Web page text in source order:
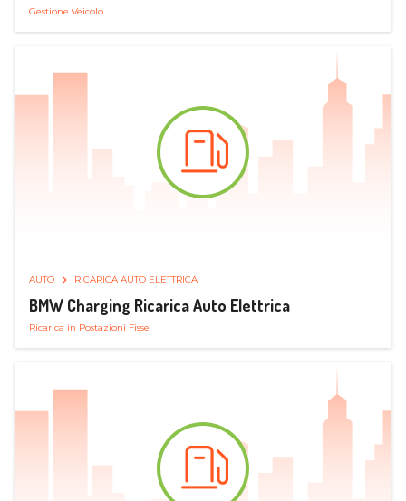
Gestione Veicolo
AUTO RICARICA AUTO ELETTRICA
BMW Charging Ricarica Auto Elettrica
Ricarica in Postazioni Fisse